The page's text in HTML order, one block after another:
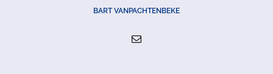
BART VANPACHTENBEKE